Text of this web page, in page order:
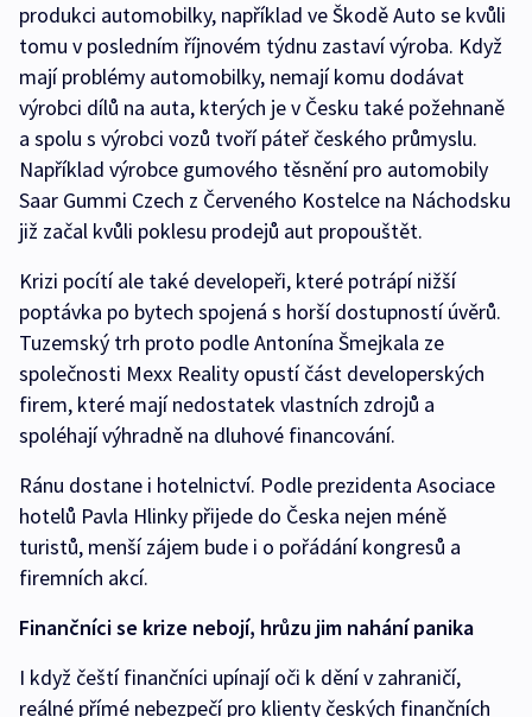
produkci automobilky, například ve Škodě Auto se kvůli
tomu v posledním říjnovém týdnu zastaví výroba. Když
mají problémy automobilky, nemají komu dodávat
výrobci dílů na auta, kterých je v Česku také požehnaně
a spolu s výrobci vozů tvoří páteř českého průmyslu.
Například výrobce gumového těsnění pro automobily
Saar Gummi Czech z Červeného Kostelce na Náchodsku
již začal kvůli poklesu prodejů aut propouštět.
Krizi pocítí ale také developeři, které potrápí nižší
poptávka po bytech spojená s horší dostupností úvěrů.
Tuzemský trh proto podle Antonína Šmejkala ze
společnosti Mexx Reality opustí část developerských
firem, které mají nedostatek vlastních zdrojů a
spoléhají výhradně na dluhové financování.
Ránu dostane i hotelnictví. Podle prezidenta Asociace
hotelů Pavla Hlinky přijede do Česka nejen méně
turistů, menší zájem bude i o pořádání kongresů a
firemních akcí.
Finančníci se krize nebojí, hrůzu jim nahání panika
I když čeští finančníci upínají oči k dění v zahraničí,
reálné přímé nebezpečí pro klienty českých finančních